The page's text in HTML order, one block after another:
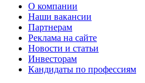
О компании
Наши вакансии
Партнерам
Реклама на сайте
Новости и статьи
Инвесторам
Кандидаты по профессиям